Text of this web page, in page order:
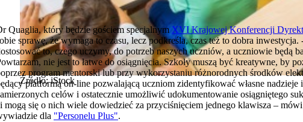
Źródło: iStock
Quaglia, który będzie gościem specjalnymXVI Krajowej Konferencji
sprawę, że wymaga to czasu, lecz podkreśla, czas też to dobra
to, czego uczymy, do potrzeb naszych uczniów, a uczniowie będą
nie jest to łatwe do osiągnięcia. Szkoły muszą być kreatywne, by
program mentorski lub przy wykorzystaniu różnorodnych środków
platformą on-line pozwalającą uczniom zidentyfikować własne
celów i ostatecznie umożliwić udokumentowanie osiągniętego
mogą się o nich wiele dowiedzieć za przyciśnięciem jednego klawisza –
dla "Personelu Plus".